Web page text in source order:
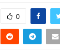
0